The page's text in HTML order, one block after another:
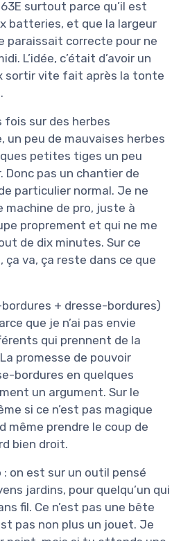
surtout parce qu’il est
batteries, et que la largeur
paraissait correcte pour ne
L’idée, c’était d’avoir un
sortir vite fait après la tonte
fois sur des herbes
un peu de mauvaises herbes
petites tiges un peu
Donc pas un chantier de
particulier normal. Je ne
machine de pro, juste à
proprement et qui ne me
de dix minutes. Sur ce
va, ça reste dans ce que
+ dresse-bordures)
que je n’ai pas envie
qui prennent de la
promesse de pouvoir
bordures en quelques
un argument. Sur le
si ce n’est pas magique
même prendre le coup de
bien droit.
: on est sur un outil pensé
jardins, pour quelqu’un qui
fil. Ce n’est pas une bête
pas non plus un jouet. Je